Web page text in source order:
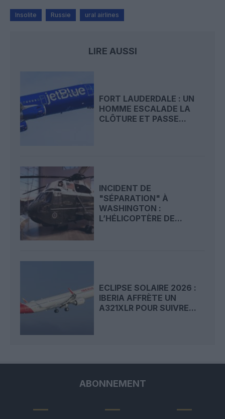
Insolite Russie ural airlines
LIRE AUSSI
FORT LAUDERDALE : UN
HOMME ESCALADE LA
CLÔTURE ET PASSE...
INCIDENT DE
"SÉPARATION" À
WASHINGTON :
L’HÉLICOPTÈRE DE...
ECLIPSE SOLAIRE 2026 :
IBERIA AFFRÈTE UN
A321XLR POUR SUIVRE...
ABONNEMENT